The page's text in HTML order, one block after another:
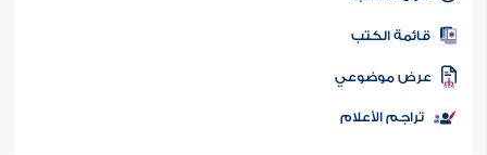
المكتبة
الكتب
موضوعي